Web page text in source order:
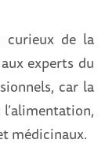
curieux de la
experts du
car la
médicinaux.